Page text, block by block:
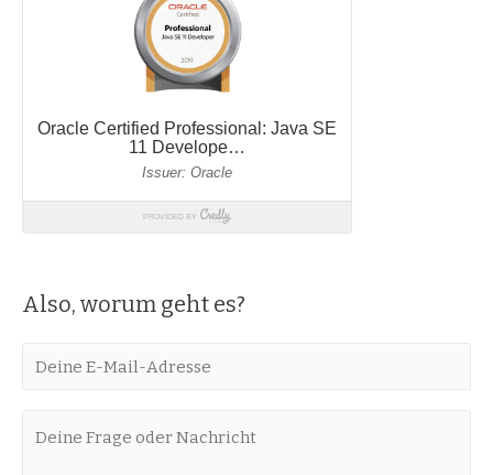
Also, worum geht es?